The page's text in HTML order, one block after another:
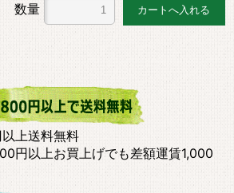
数量
上送料無料
円以上お買上げでも差額運賃1,000